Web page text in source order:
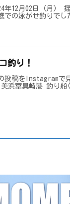
年12月02日（月）
での泳がせ釣りで
釣り！
投稿をInstagramで
浜冨具崎港 釣り